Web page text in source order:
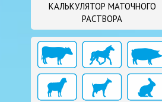
КАЛЬКУЛЯТОР МАТОЧНОГО
РАСТВОРА